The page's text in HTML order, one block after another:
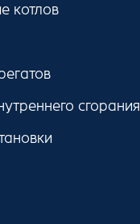
котлов
сгорания